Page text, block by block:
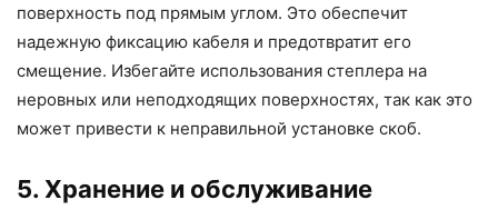
поверхность под прямым углом. Это обеспечит
надежную фиксацию кабеля и предотвратит его
смещение. Избегайте использования степлера на
неровных или неподходящих поверхностях, так как это
может привести к неправильной установке скоб.
5. Хранение и обслуживание